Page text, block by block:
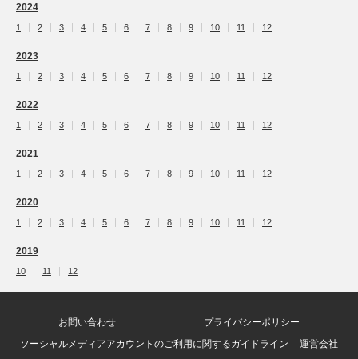
2024
1 2 3 4 5 6 7 8 9 10 11 12
2023
1 2 3 4 5 6 7 8 9 10 11 12
2022
1 2 3 4 5 6 7 8 9 10 11 12
2021
1 2 3 4 5 6 7 8 9 10 11 12
2020
1 2 3 4 5 6 7 8 9 10 11 12
2019
10 11 12
お問い合わせ
プライバシーポリシー
ソーシャルメディアアカウントのご利用に関するガイドライン
運営会社